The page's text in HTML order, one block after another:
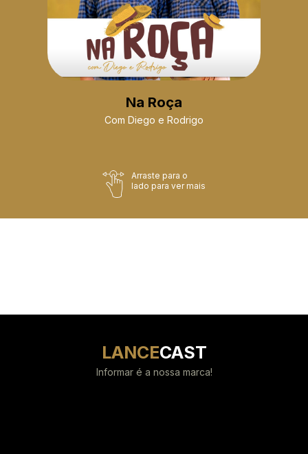
Na Roça
Com Diego e Rodrigo
Arraste para o
lado para ver mais
LANCECAST
Informar é a nossa marca!